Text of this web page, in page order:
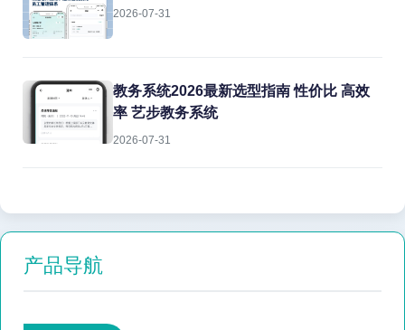
2026-07-31
教务系统2026最新选型指南 性价比 高效
率 艺步教务系统
2026-07-31
产品导航